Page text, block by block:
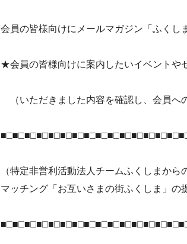
会員の皆様向けにメールマガジン「ふくし
★会員の皆様向けに案内したいイベントや
（いただきました内容を確認し、会員へ
（特定非営利活動法人チームふくしまから
マッチング「お互いさまの街ふくしま」の